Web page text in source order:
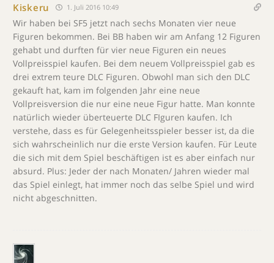
Kiskeru 1. Juli 2016 10:49
Wir haben bei SF5 jetzt nach sechs Monaten vier neue
Figuren bekommen. Bei BB haben wir am Anfang 12 Figuren
gehabt und durften für vier neue Figuren ein neues
Vollpreisspiel kaufen. Bei dem neuem Vollpreisspiel gab es
drei extrem teure DLC Figuren. Obwohl man sich den DLC
gekauft hat, kam im folgenden Jahr eine neue
Vollpreisversion die nur eine neue Figur hatte. Man konnte
natürlich wieder überteuerte DLC FIguren kaufen. Ich
verstehe, dass es für Gelegenheitsspieler besser ist, da die
sich wahrscheinlich nur die erste Version kaufen. Für Leute
die sich mit dem Spiel beschäftigen ist es aber einfach nur
absurd. Plus: Jeder der nach Monaten/ Jahren wieder mal
das Spiel einlegt, hat immer noch das selbe Spiel und wird
nicht abgeschnitten.